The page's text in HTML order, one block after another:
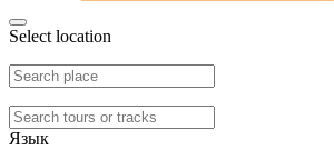
Select location
Язык